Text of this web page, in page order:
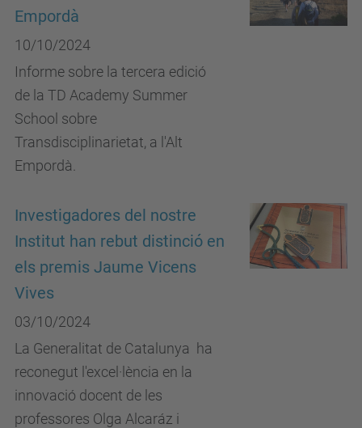
Empordà
10/10/2024
Informe sobre la tercera edició
de la TD Academy Summer
School sobre
Transdisciplinarietat, a l'Alt
Empordà.
Investigadores del nostre
Institut han rebut distinció en
els premis Jaume Vicens
Vives
03/10/2024
La Generalitat de Catalunya ha
reconegut l'excel·lència en la
innovació docent de les
professores Olga Alcaráz i